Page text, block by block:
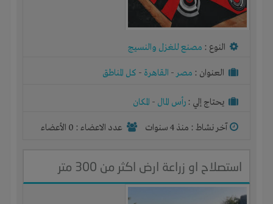
النوع : مصنع للغزل والنسيج
العنوان : مصر- القاهرة - كل المناطق
يحتاج إلي : رأس المال - المكان
آخر نشاط : منذ 4 سنوات عدد الاعضاء : 0 الأعضاء
استصلاح او زراعة ارض اكثر من 300 متر